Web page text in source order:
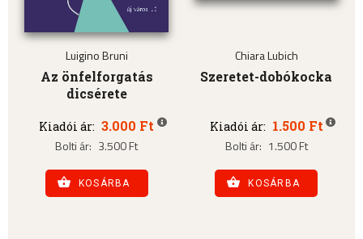
Luigino Bruni
Az önfelforgatás
dicsérete
Kiadói ár: 3.000 Ft
Bolti ár: 3.500 Ft
KOSÁRBA
Chiara Lubich
Szeretet-dobókocka
Kiadói ár: 1.500 Ft
Bolti ár: 1.500 Ft
KOSÁRBA